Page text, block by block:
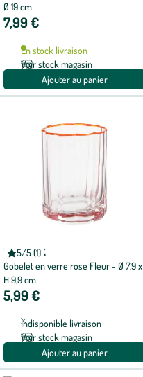
Ø 19 cm
7,99 €
En stock livraison
Voir stock magasin
Ajouter au panier
5/5 (1)
Note
moyenne
de
5
sur
5
KAEMINGK
Gobelet en verre rose Fleur - Ø 7,9 x
H 9,9 cm
5,99 €
Indisponible livraison
Voir stock magasin
Ajouter au panier